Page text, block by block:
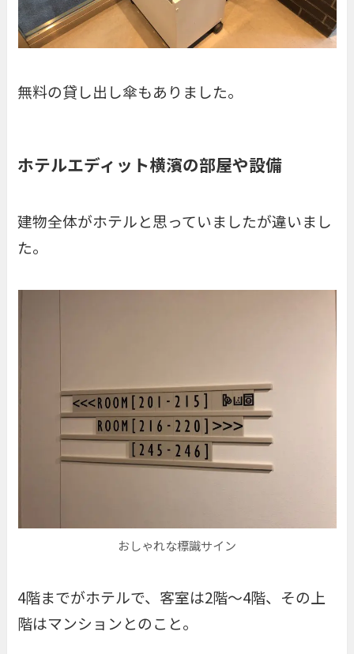
無料の貸し出し傘もありました。
ホテルエディット横濱の部屋や設備
建物全体がホテルと思っていましたが違いまし
た。
おしゃれな標識サイン
4階までがホテルで、客室は2階〜4階、その上
階はマンションとのこと。